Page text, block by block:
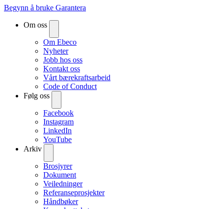
Begynn å bruke Garantera
Om oss
Om Ebeco
Nyheter
Jobb hos oss
Kontakt oss
Vårt bærekraftsarbeid
Code of Conduct
Følg oss
Facebook
Instagram
LinkedIn
YouTube
Arkiv
Brosjyrer
Dokument
Veiledninger
Referanseprosjekter
Håndbøker